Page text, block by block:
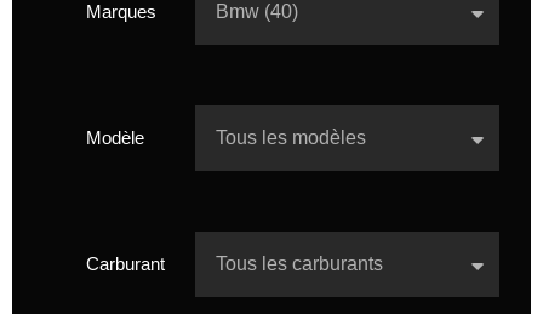
Marques
Modèle
Carburant